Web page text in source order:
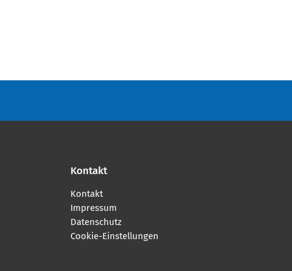
Kontakt
Kontakt
Impressum
Datenschutz
Cookie-Einstellungen